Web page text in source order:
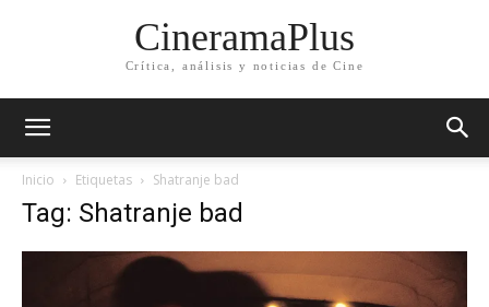
CineramaPlus
Crítica, análisis y noticias de Cine
Inicio Etiquetas Shatranje bad
Tag: Shatranje bad